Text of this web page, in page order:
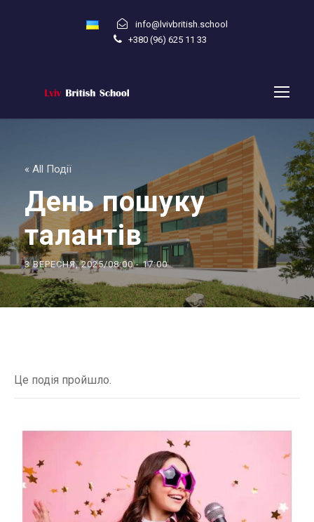
info@lvivbritish.school
+380 (96) 625 11 33
« All Події
День пошуку
талантів
3 ВЕРЕСНЯ, 2025/08:00-17:00
Це подія пройшло.